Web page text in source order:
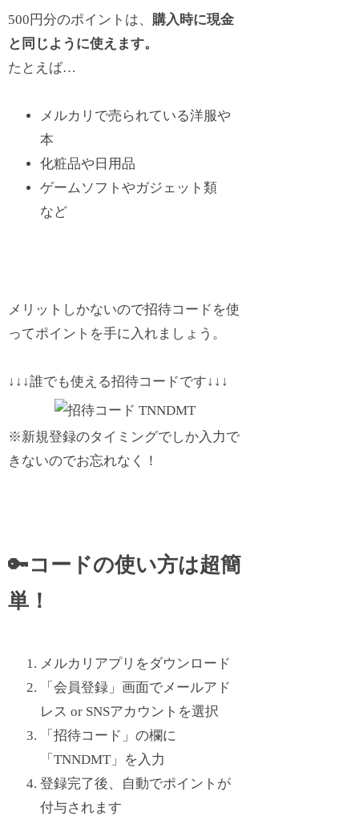
500円分のポイントは、 購入時に現金
と同じように使えます。
たとえば…
メルカリで売られている洋服や
本
化粧品や日用品
ゲームソフトやガジェット類
など
メリットしかないので招待コードを使
ってポイントを手に入れましょう。
↓↓↓誰でも使える招待コードです↓↓↓
※新規登録のタイミングでしか入力で
きないのでお忘れなく！
🔑コードの使い方は超簡
単！
メルカリアプリをダウンロード
「会員登録」画面でメールアド
レス or SNSアカウントを選択
「招待コード」の欄に
「TNNDMT 」を入力
登録完了後、自動でポイントが
付与されます